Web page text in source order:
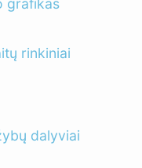
grafikas
rinkiniai
dalyviai